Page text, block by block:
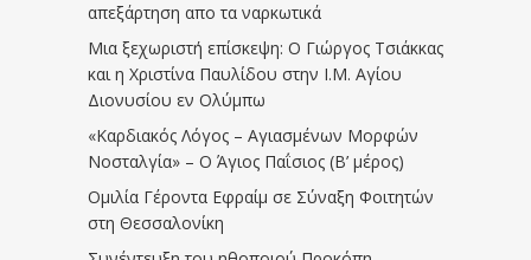
απεξάρτηση απο τα ναρκωτικά
Μια ξεχωριστή επίσκεψη: Ο Γιώργος Τσιάκκας
και η Χριστίνα Παυλίδου στην Ι.Μ. Αγίου
Διονυσίου εν Ολύμπω
«Καρδιακός Λόγος – Αγιασμένων Μορφών
Νοσταλγία» – Ο Άγιος Παΐσιος (Β’ μέρος)
Ομιλία Γέροντα Εφραίμ σε Σύναξη Φοιτητών
στη Θεσσαλονίκη